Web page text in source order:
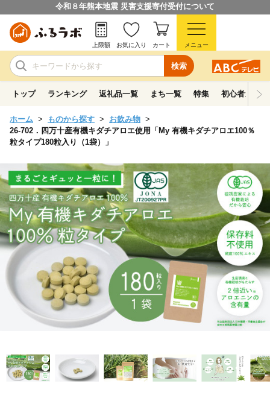
令和８年熊本地震 災害支援寄付受付について
検索
上限額 お気に入り カート メニュー
トップ ランキング 返礼品一覧 まち一覧 特集 初心者ガイド
ホーム ものから探す
お飲み物
26-702．四万十産有機キダチアロエ使用「My 有機キダチアロエ100％
粒タイプ180粒入り（1袋）」